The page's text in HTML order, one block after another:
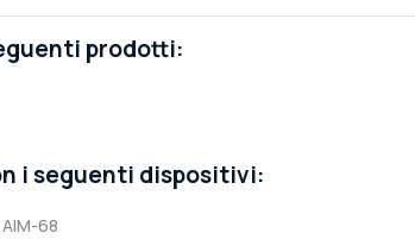
prodotti:
i seguenti dispositivi:
68